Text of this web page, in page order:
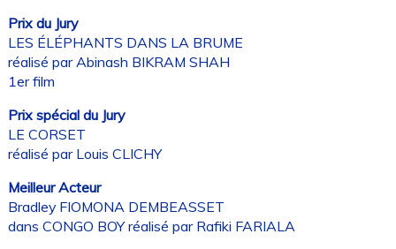
Prix du Jury
LES ÉLÉPHANTS DANS LA BRUME
réalisé par Abinash BIKRAM SHAH
1er film
Prix spécial du Jury
LE CORSET
réalisé par Louis CLICHY
Meilleur Acteur
Bradley FIOMONA DEMBEASSET
dans CONGO BOY réalisé par Rafiki FARIALA